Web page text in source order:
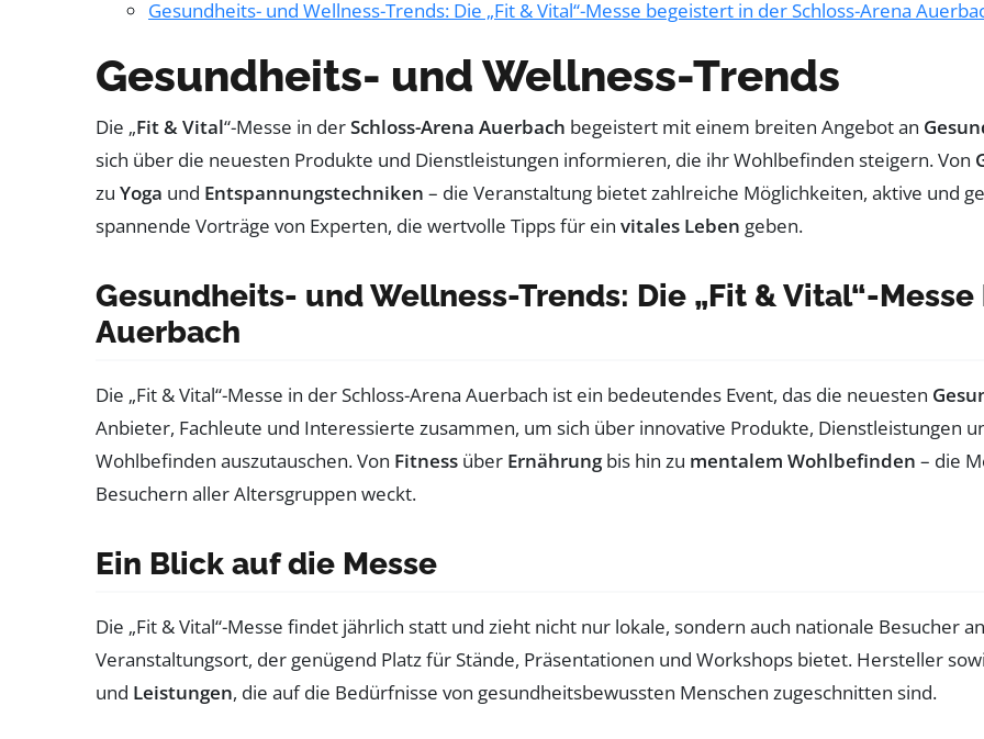
Gesundheits- und Wellness-Trends: Die „Fit & Vital“-Messe begeistert in der Schloss-Arena
Gesundheits- und Wellness-Trends
Die „Fit & Vital“-Messe in derSchloss-Arena Auerbach begeistert mit einem breiten Angebot an
sich über die neuesten Produkte und Dienstleistungen informieren, die ihr Wohlbefinden steigern. Von
zu Yoga und Entspannungstechniken – die Veranstaltung bietet zahlreiche Möglichkeiten, aktive und
spannende Vorträge von Experten, die wertvolle Tipps für ein vitales Leben geben.
Gesundheits- und Wellness-Trends: Die „Fit & Vital“-
Auerbach
Die „Fit & Vital“-Messe in der Schloss-Arena Auerbach ist ein bedeutendes Event, das die neuesten
Anbieter, Fachleute und Interessierte zusammen, um sich über innovative Produkte, Dienstleistungen
Wohlbefinden auszutauschen. Von Fitness über Ernährungbis hin zu mentalem Wohlbefinden – die
Besuchern aller Altersgruppen weckt.
Ein Blick auf die Messe
Die „Fit & Vital“-Messe findet jährlich statt und zieht nicht nur lokale, sondern auch nationale Besucher
Veranstaltungsort, der genügend Platz für Stände, Präsentationen und Workshops bietet. Hersteller
und Leistungen, die auf die Bedürfnisse von gesundheitsbewussten Menschen zugeschnitten sind.